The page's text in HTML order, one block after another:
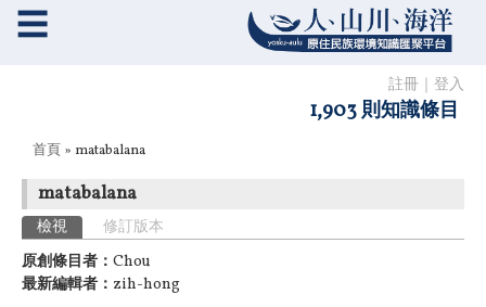
註冊 登入
1,903 則知識條目
☰
您在這裡
首頁 » matabalana
matabalana
主要索引標籤
檢視 (作用中頁籤)
修訂版本
原創條目者： Chou
最新編輯者： zih-hong